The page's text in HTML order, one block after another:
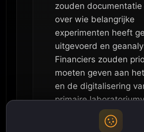
zouden documentatie
over wie belangrijke
experimenten heeft
uitgevoerd en
Financiers zouden
moeten geven aan
en de digitalisering
primaire
om ervoor te zorgen
gearchiveerd bewijs de